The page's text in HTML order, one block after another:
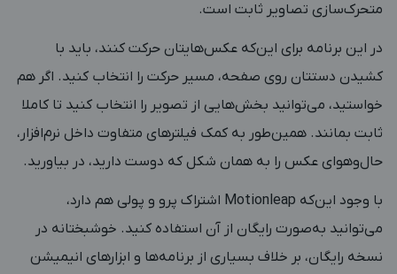
متحرک‌سازی تصاویر ثابت است.
در این برنامه برای این‌که عکس‌هایتان حرکت کنند، باید با
کشیدن دستتان روی صفحه، مسیر حرکت را انتخاب کنید. اگر هم
خواستید، می‌توانید بخش‌هایی از تصویر را انتخاب کنید تا کاملا
ثابت بمانند. همین‌طور به کمک فیلترهای متفاوت داخل نرم‌افزار،
حال‌وهوای عکس را به همان شکل که دوست دارید، در بیاورید.
با وجود این‌که Motionleap اشتراک پرو و پولی هم دارد،
می‌توانید به‌صورت رایگان از آن استفاده کنید. خوشبختانه در
نسخه رایگان، بر خلاف بسیاری از برنامه‌ها و ابزارهای انیمیشن